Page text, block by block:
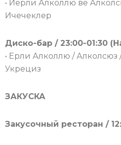
• Йерли Алколлю ве
Ичечеклер
Диско-бар / 23:00-01:30
• Ерли Алколлю /
Укрециз
ЗАКУСКА
Закусочный ресторан /